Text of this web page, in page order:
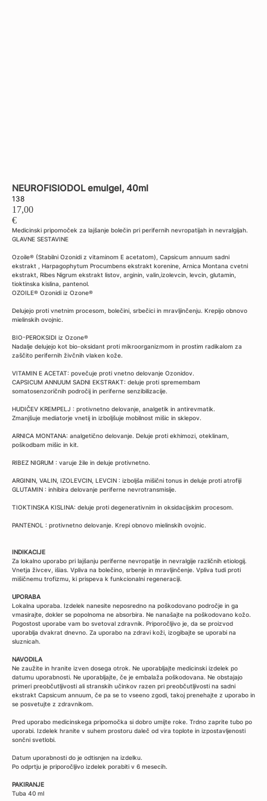
NEUROFISIODOL emulgel, 40ml
138
17,00
€
Medicinski pripomoček za lajšanje bolečin pri perifernih nevropatijah in nevralgijah.
GLAVNE SESTAVINE
Ozoile® (Stabilni Ozonidi z vitaminom E acetatom), Capsicum annuum sadni
ekstrakt , Harpagophytum Procumbens ekstrakt korenine, Arnica Montana cvetni
ekstrakt, Ribes Nigrum ekstrakt listov, arginin, valin,izolevcin, levcin, glutamin,
tioktinska kislina, pantenol.
OZOILE® Ozonidi iz Ozone®
Delujejo proti vnetnim procesom, bolečini, srbečici in mravljinčenju. Krepijo obnovo
mielinskih ovojnic.
BIO-PEROKSIDI iz Ozone®
Nadalje delujejo kot bio-oksidant proti mikroorganizmom in prostim radikalom za
zaščito perifernih živčnih vlaken kože.
VITAMIN E ACETAT: povečuje proti vnetno delovanje Ozonidov.
CAPSICUM ANNUUM SADNI EKSTRAKT: deluje proti spremembam
somatosenzoričnih področij in periferne senzibilizacije.
HUDIČEV KREMPELJ : protivnetno delovanje, analgetik in antirevmatik.
Zmanjšuje mediatorje vnetij in izboljšuje mobilnost mišic in sklepov.
ARNICA MONTANA: analgetično delovanje. Deluje proti ekhimozi, oteklinam,
poškodbam mišic in kit.
RIBEZ NIGRUM : varuje žile in deluje protivnetno.
ARGININ, VALIN, IZOLEVCIN, LEVCIN : izboljša mišični tonus in deluje proti atrofiji
GLUTAMIN : inhibira delovanje periferne nevrotransmisije.
TIOKTINSKA KISLINA: deluje proti degenerativnim in oksidacijskim procesom.
PANTENOL : protivnetno delovanje. Krepi obnovo mielinskih ovojnic.
INDIKACIJE
Za lokalno uporabo pri lajšanju periferne nevropatije in nevralgije različnih etiologij.
Vnetja živcev, išias. Vpliva na bolečino, srbenje in mravljinčenje. Vpliva tudi proti
mišičnemu trofizmu, ki prispeva k funkcionalni regeneraciji.
UPORABA
Lokalna uporaba. Izdelek nanesite neposredno na poškodovano področje in ga
vmasirajte, dokler se popolnoma ne absorbira. Ne nanašajte na poškodovano kožo.
Pogostost uporabe vam bo svetoval zdravnik. Priporočljivo je, da se proizvod
uporablja dvakrat dnevno. Za uporabo na zdravi koži, izogibajte se uporabi na
sluznicah.
NAVODILA
Ne zaužite in hranite izven dosega otrok. Ne uporabljajte medicinski izdelek po
datumu uporabnosti. Ne uporabljajte, če je embalaža poškodovana. Ne obstajajo
primeri preobčutljivosti ali stranskih učinkov razen pri preobčutljivosti na sadni
ekstrakt Capsicum annuum, če pa se to vseeno zgodi, takoj prenehajte z uporabo in
se posvetujte z zdravnikom.
Pred uporabo medicinskega pripomočka si dobro umijte roke. Trdno zaprite tubo po
uporabi. Izdelek hranite v suhem prostoru daleč od vira toplote in izpostavljenosti
sončni svetlobi.
Datum uporabnosti do je odtisnjen na izdelku.
Po odprtju je priporočljivo izdelek porabiti v 6 mesecih.
PAKIRANJE
Tuba 40 ml